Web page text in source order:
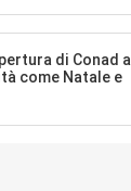
di Conad a
come Natale e